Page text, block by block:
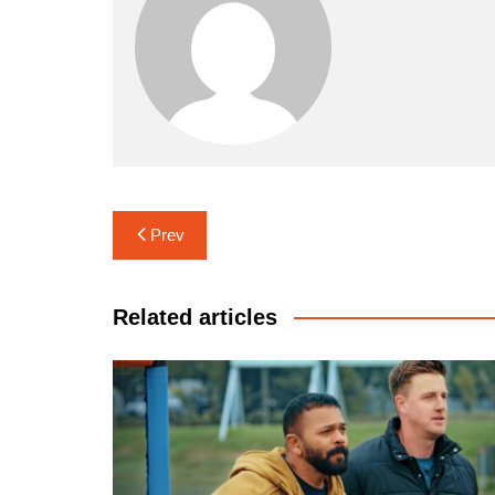
Post
navigation
Prev
Related articles